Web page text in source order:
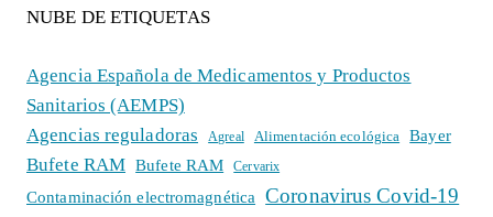
NUBE DE ETIQUETAS
Agencia Española de Medicamentos y Productos
Sanitarios (AEMPS)
Agencias reguladoras
Agreal Alimentación ecológica Bayer
Bufete RAM Bufete RAM Cervarix
Contaminación electromagnética Coronavirus Covid-19